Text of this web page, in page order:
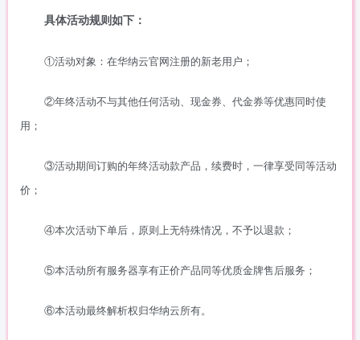
具体活动规则如下：
①活动对象：在华纳云官网注册的新老用户；
②年终活动不与其他任何活动、现金券、代金券等优惠同时使
用；
③活动期间订购的年终活动款产品，续费时，一律享受同等活动
价；
④本次活动下单后，原则上无特殊情况，不予以退款；
⑤本活动所有服务器享有正价产品同等优质金牌售后服务；
⑥本活动最终解析权归华纳云所有。